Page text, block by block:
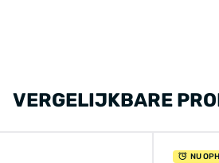
VERGELIJKBARE
NU